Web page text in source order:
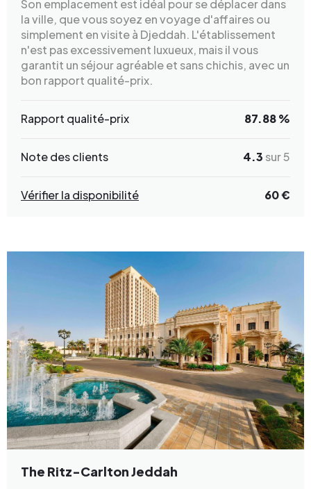
Son emplacement est idéal pour se déplacer dans
la ville, que vous soyez en voyage d'affaires ou
simplement en visite à Djeddah. L'établissement
n'est pas excessivement luxueux, mais il vous
garantit un séjour agréable et sans chichis, avec un
bon rapport qualité-prix.
Rapport qualité-prix 87.88 %
Note des clients 4.3 sur 5
Vérifier la disponibilité 60 €
The Ritz-Carlton Jeddah